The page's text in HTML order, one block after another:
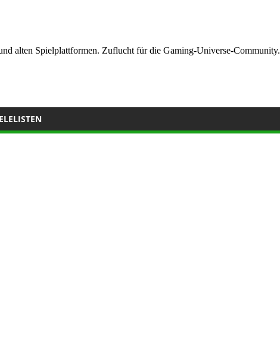
alten Spielplattformen. Zuflucht für die Gaming-Universe-Community.